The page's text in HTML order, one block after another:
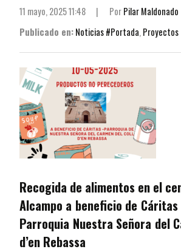
11 mayo, 2025 11:48 | PorPilar Maldonado
Publicado en:Noticias #Portada,Proyectos
Recogida de alimentos en el
Alcampo a beneficio de
Parroquia Nuestra Señora del
d’en Rebassa